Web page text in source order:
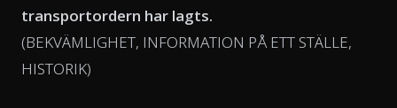
transportordern har lagts.
(BEKVÄMLIGHET, INFORMATION PÅ ETT STÄLLE,
HISTORIK)